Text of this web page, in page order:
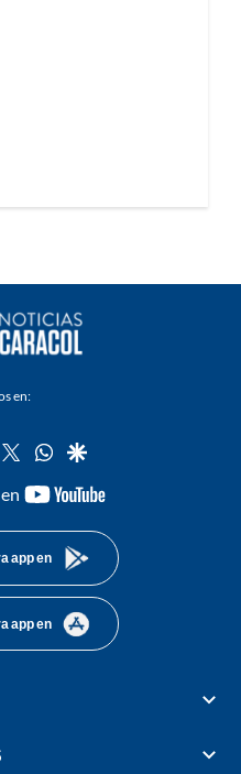
en:
twitterwhatsapp
google
youtube-
app en
app en